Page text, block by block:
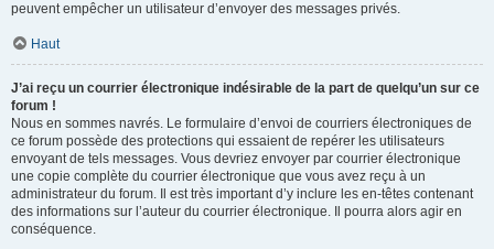
peuvent empêcher un utilisateur d’envoyer des messages privés.
Haut
J’ai reçu un courrier électronique indésirable de la part de quelqu’un sur ce
forum !
Nous en sommes navrés. Le formulaire d’envoi de courriers électroniques de
ce forum possède des protections qui essaient de repérer les utilisateurs
envoyant de tels messages. Vous devriez envoyer par courrier électronique
une copie complète du courrier électronique que vous avez reçu à un
administrateur du forum. Il est très important d’y inclure les en-têtes contenant
des informations sur l’auteur du courrier électronique. Il pourra alors agir en
conséquence.